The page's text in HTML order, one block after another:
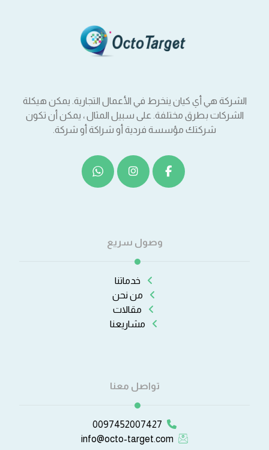
الشركة هي أي كيان ينخرط في الأعمال التجارية. يمكن هيكلة
الشركات بطرق مختلفة. على سبيل المثال ، يمكن أن تكون
شركتك مؤسسة فردية أو شراكة أو شركة.
وصول سريع
خدماتنا
من نحن
مقالات
مشاريعنا
تواصل معنا
0097452007427
info@octo-target.com